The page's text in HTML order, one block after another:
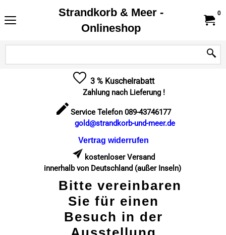
Strandkorb & Meer -
Onlineshop
0
3 % Kuschelrabatt
Zahlung nach Lieferung !
Service Telefon 089-43746177
gold@strandkorb-und-meer.de
Vertrag widerrufen
kostenloser Versand
innerhalb von Deutschland (außer Inseln)
Bitte vereinbaren
Sie für einen
Besuch in der